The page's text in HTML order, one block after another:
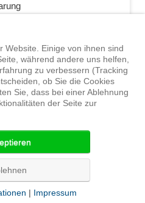
Service
Elvstrøm
auf
Segelwelt
Website. Einige von ihnen sind
während andere uns helfen,
zu verbessern (Tracking
ob Sie die Cookies
Sie, dass bei einer Ablehnung
der Seite zur
| Impressum